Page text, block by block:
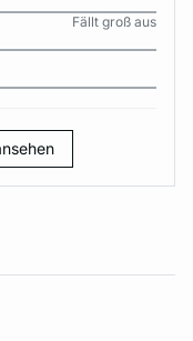
Fällt groß aus